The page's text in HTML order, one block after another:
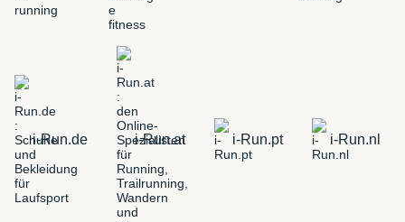
i-Run.de i-Run.at i-Run.pt i-Run.nl